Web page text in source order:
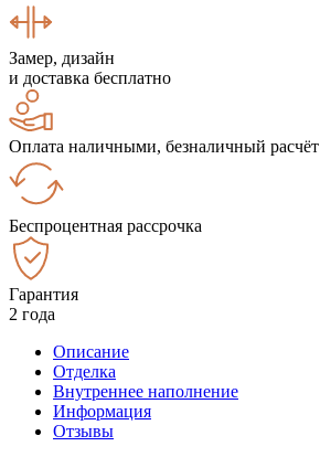
Замер, дизайн
и доставка бесплатно
Оплата наличными, безналичный расчёт
Беспроцентная рассрочка
Гарантия
2 года
Описание
Отделка
Внутреннее наполнение
Информация
Отзывы